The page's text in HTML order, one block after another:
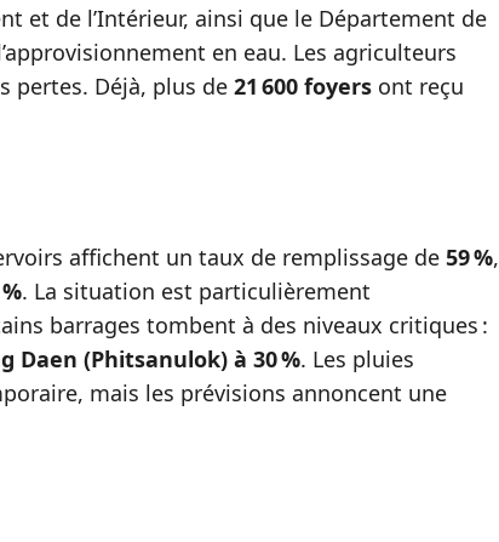
et de l’Intérieur, ainsi que le Département de
en eau. Les agriculteurs
pertes. Déjà, plus de 21 600 foyers ont reçu
affichent un taux de remplissage de 59 %,
. La situation est particulièrement
barrages tombent à des niveaux critiques :
Daen (Phitsanulok) à 30 %. Les pluies
mais les prévisions annoncent une